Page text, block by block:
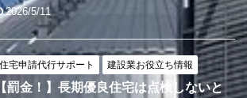
2026/5/11
住宅申請代行サポート 建設業お役立ち情報
【罰金！】長期優良住宅は点検しないと